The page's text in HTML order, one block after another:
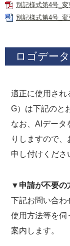
別記様式第4号_
別記様式第4号_
ロゴデータ
適正に使用され
G）は下記のと
なお、AIデータ
りしますので
申し付けくださ
▼申請が不要の
下記お問い合
使用方法等を伺
案内します。